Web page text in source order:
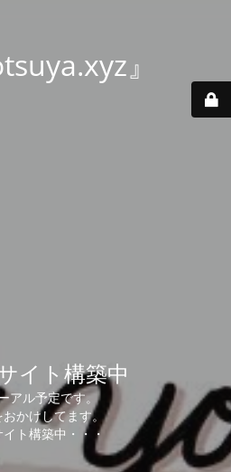
』
イト構築中
アル予定です。
かけしてます。
ト構築中・・・